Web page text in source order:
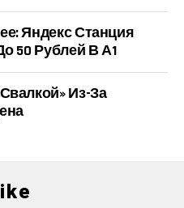
Яндекс Станция
50 Рублей В А1
Из-За